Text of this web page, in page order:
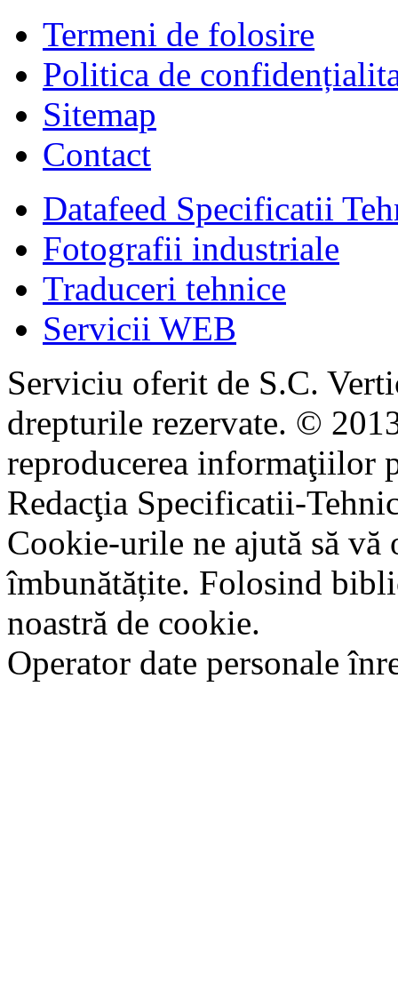
Termeni de folosire
Politica de
Sitemap
Contact
Datafeed Specificatii
Fotografii industriale
Traduceri tehnice
Servicii WEB
Serviciu oferit de S.C.
drepturile rezervate. ©
reproducerea informaţiilor
Redacţia Specificatii-
Cookie-urile ne ajută să
îmbunătățite. Folosind
noastră de cookie.
Operator date personale